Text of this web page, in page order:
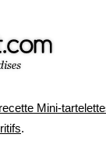
recette Mini-
.